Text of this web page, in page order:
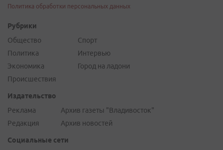
Политика обработки персональных данных
Рубрики
Общество
Политика
Экономика
Происшествия
Спорт
Интервью
Город на ладони
Издательство
Реклама
Редакция
Архив газеты "Владивосток"
Архив новостей
Социальные сети